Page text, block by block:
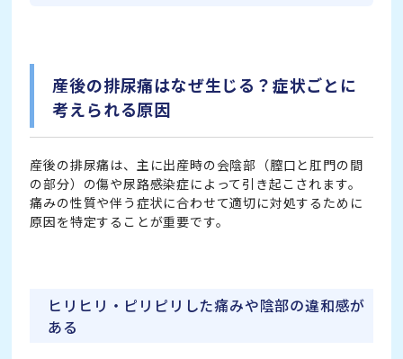
産後の排尿痛はなぜ生じる？症状ごとに
考えられる原因
産後の排尿痛は、主に出産時の会陰部（膣口と肛門の間
の部分）の傷や尿路感染症によって引き起こされます。
痛みの性質や伴う症状に合わせて適切に対処するために
原因を特定することが重要です。
ヒリヒリ・ピリピリした痛みや陰部の違和感が
ある